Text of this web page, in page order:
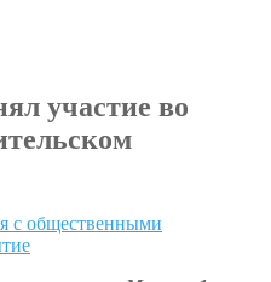
участие во
с общественными